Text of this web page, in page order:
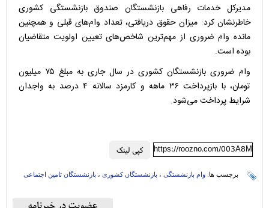
مدیرکل خدمات رفاهی بازنشستگان صندوق بازنشستگی کشوری
خاطرنشان کرد: میزان حقوق دریافتی، تعداد وام‌های قبلی و همچنین
مانده وام ضروری از مهم‌ترین شاخص‌های تعیین اولویت متقاضیان
بوده است.
وام ضروری بازنشستگان کشوری در سال جاری به مبلغ ۷۵ میلیون
تومان، با بازپرداخت ۳۶ ماهه و کارمزد سالانه ۴ درصد به واجدان
شرایط پرداخت می‌شود.
کپی لینک https://roozno.com/003A8M
برچسب ها: وام بازنشستگی ، بازنشستگان کشوری ، بازنشستگان تامین اجتماعی